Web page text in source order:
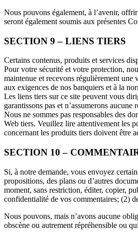
Nous pouvons également, à l’avenir,
seront également soumis aux présentes
SECTION 9 – LIENS TIERS
Certains contenus, produits et services
Pour votre sécurité et votre protection,
maintenue et recevons régulièrement une
aux exigences de nos banquiers et à la
Les liens tiers sur ce site peuvent vous
garantissons pas et n’assumerons
Nous ne sommes pas responsables des
Web tiers. Veuillez lire attentivement les
concernant les produits tiers doivent être
SECTION 10 –
Si, à notre demande, vous envoyez
propositions, des plans ou d’autres
moment, sans restriction, éditer, copier,
confidentialité de vos commentaires; (2)
Nous pouvons, mais n’avons aucune
obscène ou autrement répréhensible ou